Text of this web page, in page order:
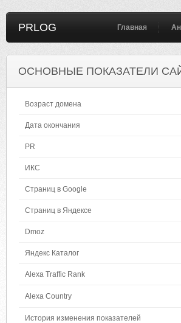
PRLOG Главная
ОСНОВНЫЕ ПОКАЗАТЕЛИ
Возраст домена
Дата окончания
PR
ИКС
Страниц в Google
Страниц в Яндексе
Dmoz
Яндекс Каталог
Alexa Traffic Rank
Alexa Country
История изменения показателей